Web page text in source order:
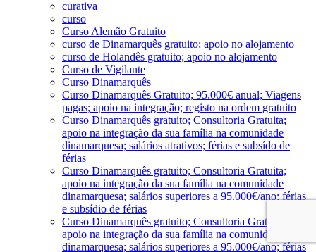
curativa
curso
Curso Alemão Gratuito
curso de Dinamarquês gratuito; apoio no alojamento
curso de Holandês gratuito; apoio no alojamento
Curso de Vigilante
Curso Dinamarquês
Curso Dinamarquês Gratuito; 95.000€ anual; Viagens
pagas; apoio na integração; registo na ordem gratuito
Curso Dinamarquês gratuito; Consultoria Gratuita;
apoio na integração da sua família na comunidade
dinamarquesa; salários atrativos; férias e subsído de
férias
Curso Dinamarquês gratuito; Consultoria Gratuita;
apoio na integração da sua família na comunidade
dinamarquesa; salários superiores a 95.000€/ano; férias
e subsídio de férias
Curso Dinamarquês gratuito; Consultoria Gratuita;
apoio na integração da sua família na comunidade
dinamarquesa; salários superiores a 95.000€/ano; férias